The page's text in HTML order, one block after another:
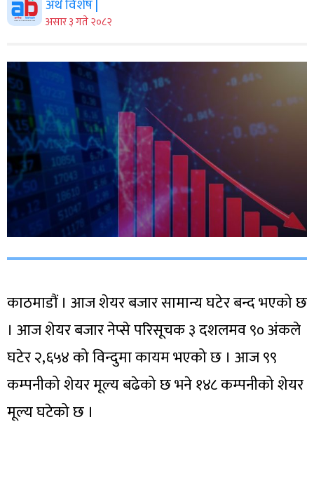
अर्थ विशेष |
असार ३ गते २०८२
काठमाडौं । आज शेयर बजार सामान्य घटेर बन्द भएको छ
। आज शेयर बजार नेप्से परिसूचक ३ दशलमव ९० अंकले
घटेर २,६५४ को विन्दुमा कायम भएको छ । आज ९९
कम्पनीको शेयर मूल्य बढेको छ भने १४८ कम्पनीको शेयर
मूल्य घटेको छ ।